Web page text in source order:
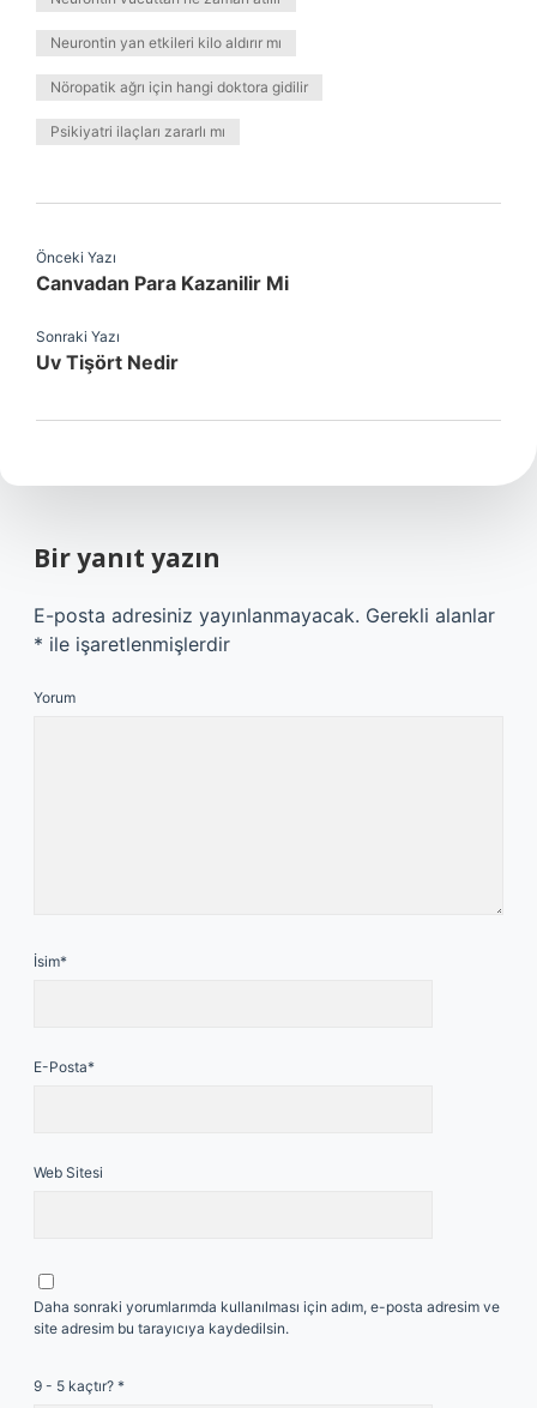
Neurontin yan etkileri kilo aldırır mı
Nöropatik ağrı için hangi doktora gidilir
Psikiyatri ilaçları zararlı mı
Önceki Yazı
Canvadan Para Kazanilir Mi
Sonraki Yazı
Uv Tişört Nedir
Bir yanıt yazın
E-posta adresiniz yayınlanmayacak. Gerekli alanlar
* ile işaretlenmişlerdir
Yorum
İsim*
E-Posta*
Web Sitesi
Daha sonraki yorumlarımda kullanılması için adım, e-posta adresim ve
site adresim bu tarayıcıya kaydedilsin.
9 - 5 kaçtır? *